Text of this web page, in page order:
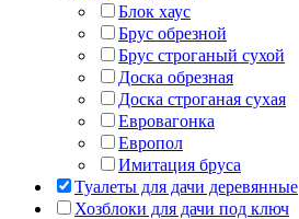
Блок хаус
Брус обрезной
Брус строганый сухой
Доска обрезная
Доска строганая сухая
Евровагонка
Европол
Имитация бруса
Туалеты для дачи деревянные
Хозблоки для дачи под ключ